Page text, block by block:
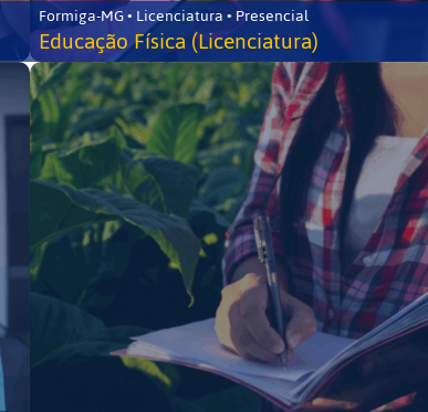
Formiga-MG • Licenciatura • Presencial
Educação Física (Licenciatura)